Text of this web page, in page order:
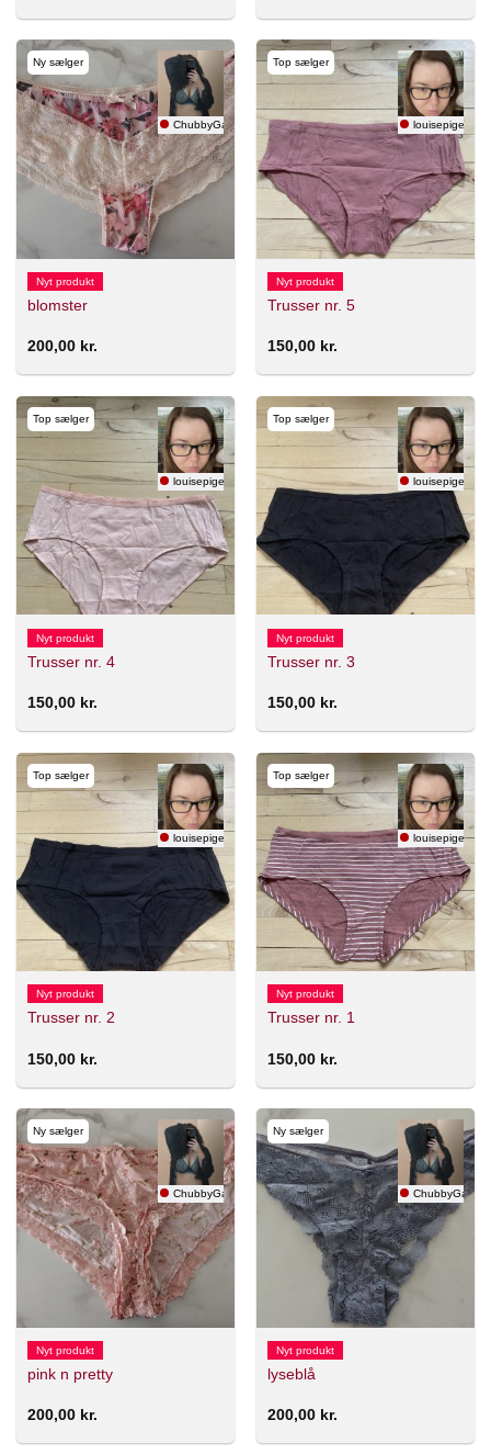
Ny sælger
ChubbyGamer
Nyt produkt
blomster
200,00 kr.
Top sælger
louisepigenlolol
Nyt produkt
Trusser nr. 5
150,00 kr.
Top sælger
louisepigenlolol
Nyt produkt
Trusser nr. 4
150,00 kr.
Top sælger
louisepigenlolol
Nyt produkt
Trusser nr. 3
150,00 kr.
Top sælger
louisepigenlolol
Nyt produkt
Trusser nr. 2
150,00 kr.
Top sælger
louisepigenlolol
Nyt produkt
Trusser nr. 1
150,00 kr.
Ny sælger
ChubbyGamer
Nyt produkt
pink n pretty
200,00 kr.
Ny sælger
ChubbyGamer
Nyt produkt
lyseblå
200,00 kr.